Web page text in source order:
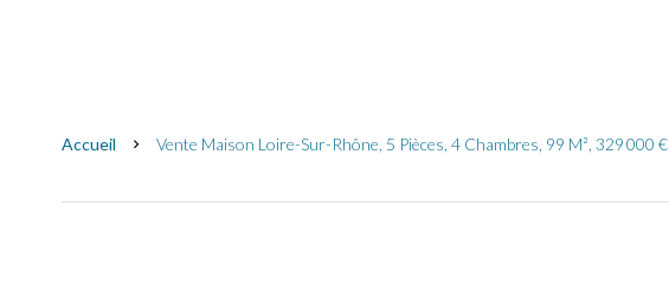
Accueil Vente Maison Loire-Sur-Rhône, 5 Pièces, 4 Chambres, 99 M², 329 000 €